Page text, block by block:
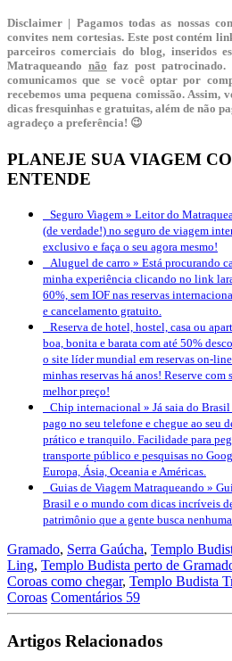
Disclaimer | Pagamos todas as nossas
convites nem cortesias. Este post contém
parceiros comerciais do blog, inseridos
Matraqueando não faz post patrocinado.
comunicamos que se você optar por
recebemos uma pequena comissão.
dicas fresquinhas e gratuitas, além de não
agradeço a preferência! 😉
PLANEJE SUA VIAGEM
ENTENDE
Seguro Viagem » Leitor do
(de verdade!) no seguro de viagem
exclusivo e faça o seu agora mesmo!
Aluguel de carro » Está procurando
minha experiência clicando no link
60%, sem IOF nas reservas
e cancelamento gratuito.
Reserva de hotel, hostel, casa ou
boa, bonita e barata com até 50%
o site líder mundial em reservas on-
minhas reservas há anos! Reserve com
melhor preço!
Chip internacional » Já saia do
pago no seu telefone e chegue ao seu
prático e tranquilo. Facilidade para
transporte público e pesquisas no
Europa, Ásia, Oceania e Américas.
Guias de Viagem Matraqueando »
Brasil e o mundo com dicas incríveis
patrimônio que a gente busca
Gramado, Serra Gaúcha, Templo
Ling, Templo Budista perto de
Coroas como chegar, Templo Budista
Coroas Comentários 59
Artigos Relacionados